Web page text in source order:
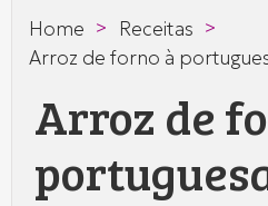
Home > Receitas >
Arroz de forno à
Arroz de